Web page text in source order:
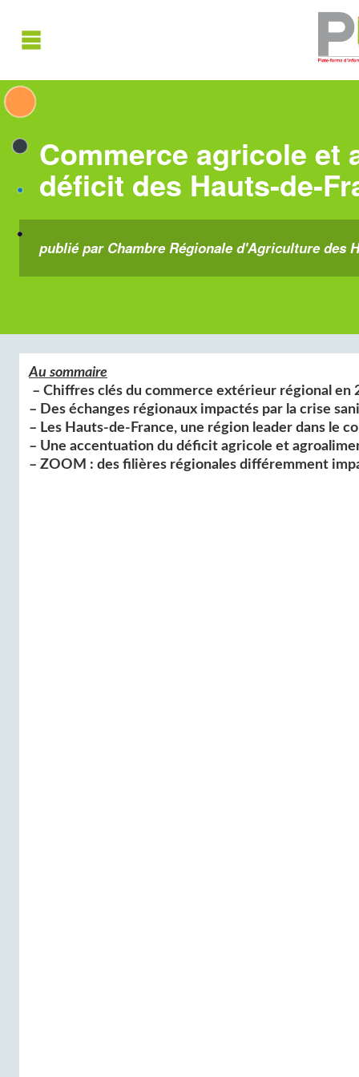
Commerce agricole et
déficit des Hauts-de-
publié par Chambre Régionale d'Agriculture des
Au sommaire
– Chiffres clés du commerce extérieur régional en
– Des échanges régionaux impactés par la crise
– Les Hauts-de-France, une région leader dans le
– Une accentuation du déficit agricole et
– ZOOM : des filières régionales différemment